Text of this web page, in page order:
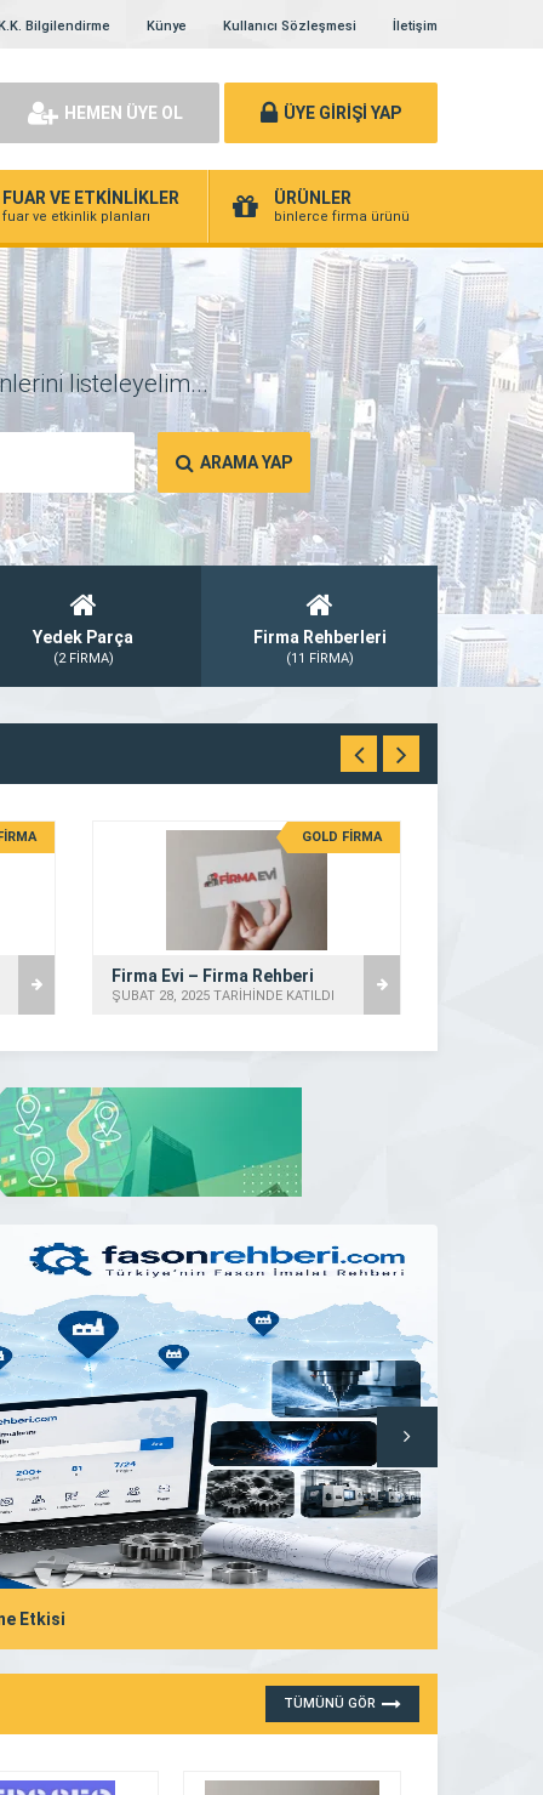
Bilgilendirme Künye Kullanıcı Sözleşmesi İletişim
HEMEN ÜYE OL ÜYE GİRİŞİ YAP
FUAR VE ETKİNLİKLER
fuar ve etkinlik planları
ÜRÜNLER
binlerce firma ürünü
listeleyelim...
ARAMA YAP
Yedek Parça
(2 FİRMA)
Firma Rehberleri
(11 FİRMA)
GOLD FİRMA
Firma Evi – Firma Rehberi
ŞUBAT 28, 2025 TARİHİNDE KATILDI
Etkisi
TÜMÜNÜ GÖR